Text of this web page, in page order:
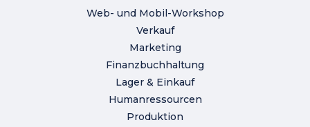
Web- und Mobil-Workshop
Verkauf
Marketing
Finanzbuchhaltung
Lager & Einkauf
Humanressourcen
Produktion